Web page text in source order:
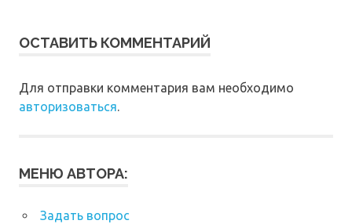
ОСТАВИТЬ КОММЕНТАРИЙ
Для отправки комментария вам необходимо
авторизоваться.
МЕНЮ АВТОРА:
Задать вопрос